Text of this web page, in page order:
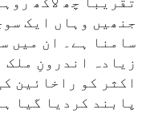
تقریباً چھ لاکھ
جنھیں وہاں ایک
سامنا ہے۔ ان میں
زیادہ اندرونِ ملک
اکثر کو راخائین
پابند کردیا گیا